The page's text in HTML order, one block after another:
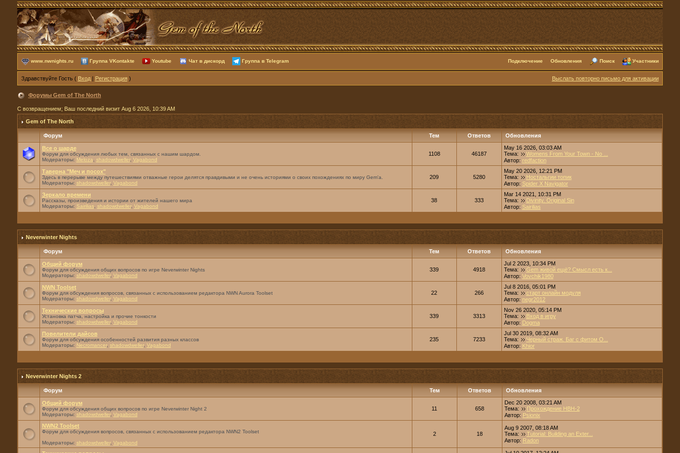
www.nwnights.ru Группа VKontakte Youtube Чат в дискорд Группа в Telegram Подключение Обновления Поиск Участники
Здравствуйте Гость ( Вход| Регистрация) Выслать повторно письмо для активации
Форумы Gem of The North
С возвращением; Ваш последний визит Aug 6 2026, 10:39 AM
Gem of The North
Форум Тем Ответов Обновления
Все о шарде
Форум для обсуждения любых тем, связанных с нашим шардом.
Модераторы: Meloza shadowdweller, Vagabond
1108 46187
May 16 2026, 03:03 AM
Тема:
Womens From Your Town - No ...
Автор: redfaction
Таверна "Меч и посох"
Здесь в перерыве между путешествиями отважные герои делятся правдивыми и не очень историями о своих похождениях по миру Gem'а.
Модераторы: shadowdweller, Vagabond
209 5280
May 20 2026, 12:21 PM
Тема:
Ностальгии топик
Автор: Spider X Navigator
Зеркало времени
Рассказы, произведения и истории от жителей нашего мира
Модераторы: Sairilias, shadowdweller, Vagabond
38 333
Mar 14 2021, 10:31 PM
Тема:
Divinity. Original Sin
Автор: Sairilias
Neverwinter Nights
Форум Тем Ответов Обновления
Общий форум
Форум для обсуждения общих вопросов по игре Neverwinter Nights
Модераторы: shadowdweller, Vagabond
339 4918
Jul 2 2023, 10:34 PM
Тема:
Gem живой ещё? Смысл есть к...
Автор: Vovchik1980
NWN Toolset
Форум для обсуждения вопросов, связанных с использованием редактора NWN Aurora Toolset
Модераторы: shadowdweller, Vagabond
22 266
Jul 8 2016, 05:01 PM
Тема:
старт онлайн модуля
Автор: negr2012
Технические вопросы
Установка патча, настройка и прочие тонкости
Модераторы: shadowdweller, Vagabond
339 3313
Nov 26 2020, 05:14 PM
Тема:
Вход в игру
Автор: Dogma
Повелители дайсов
Форум для обсуждения особенностей развития разных классов
Модераторы: Necromancer, shadowdweller, Vagabond
235 7233
Jul 30 2019, 08:32 AM
Тема:
Черный страж. Баг с фитом О...
Автор: Khior
Neverwinter Nights 2
Форум Тем Ответов Обновления
Общий форум
Форум для обсуждения общих вопросов по игре Neverwinter Night 2
Модераторы: shadowdweller, Vagabond
11 658
Dec 20 2008, 03:21 AM
Тема:
Прохождение НВН-2
Автор: Psionix
NWN2 Toolset
Форум для обсуждения вопросов, связанных с использованием редактора NWN2 Toolset
Модераторы: shadowdweller, Vagabond
2 18
Aug 9 2007, 08:18 AM
Тема:
Tutorial: Building an Exter...
Автор: Radon